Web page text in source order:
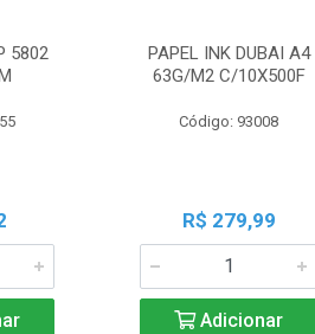
5802
PAPEL INK DUBAI A4
63G/M2 C/10X500F
Código: 93008
R$ 279,99
Adicionar